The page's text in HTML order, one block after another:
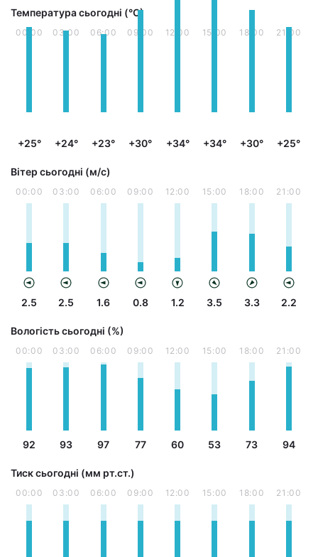
Температура сьогодні (°С)
00:00
+25°
03:00
+24°
06:00
+23°
09:00
+30°
12:00
+34°
15:00
+34°
18:00
+30°
21:00
+25°
Вітер сьогодні (м/с)
00:00
2.5
03:00
2.5
06:00
1.6
09:00
0.8
12:00
1.2
15:00
3.5
18:00
3.3
21:00
2.2
Вологість сьогодні (%)
00:00
92
03:00
93
06:00
97
09:00
77
12:00
60
15:00
53
18:00
73
21:00
94
Тиск сьогодні (мм рт.ст.)
00:00 03:00 06:00 09:00 12:00 15:00 18:00 21:00